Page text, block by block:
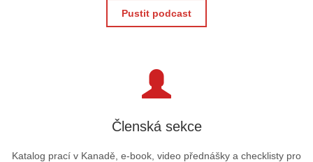
Pustit podcast
Členská sekce
Katalog prací v Kanadě, e-book, video přednášky a checklisty pro